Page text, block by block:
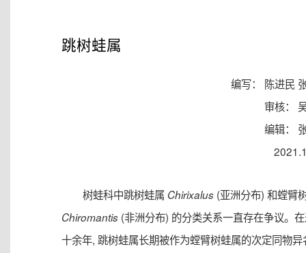
跳树蛙属
编写： 陈进民
审核：
编辑：
树蛙科中跳树蛙属 Chirixalus(亚洲分布) 和螳臂
Chiromantis (非洲分布) 的分类关系一直存在争议。
十余年, 跳树蛙属长期被作为螳臂树蛙属的次定同物异